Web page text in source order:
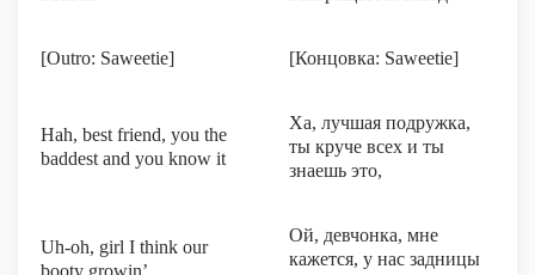
[Outro: Saweetie] [Концовка: Saweetie]
Hah, best friend, you the
baddest and you know it
Ха, лучшая подружка,
ты круче всех и ты
знаешь это,
Uh-oh, girl I think our
booty growin’
Ой, девчонка, мне
кажется, у нас задницы